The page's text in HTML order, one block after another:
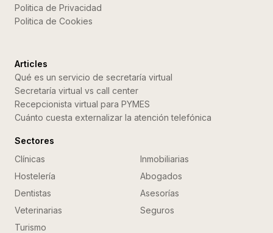
Politica de Privacidad
Politica de Cookies
Articles
Qué es un servicio de secretaría virtual
Secretaría virtual vs call center
Recepcionista virtual para PYMES
Cuánto cuesta externalizar la atención telefónica
Sectores
Clínicas
Inmobiliarias
Hostelería
Abogados
Dentistas
Asesorías
Veterinarias
Seguros
Turismo